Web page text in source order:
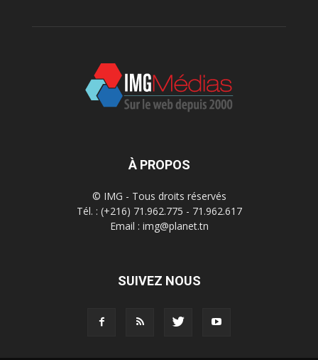
À PROPOS
© IMG - Tous droits réservés
Tél. : (+216) 71.962.775 - 71.962.617
Email : img@planet.tn
SUIVEZ NOUS